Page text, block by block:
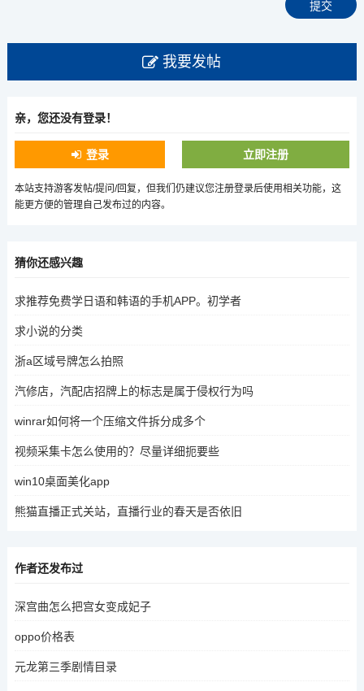
我要发帖
亲，您还没有登录！
登录 立即注册
本站支持游客发帖/提问/回复，但我们仍建议您注册登录后使用相关功能，这
能更方便的管理自己发布过的内容。
猜你还感兴趣
求推荐免费学日语和韩语的手机APP。初学者
求小说的分类
浙a区域号牌怎么拍照
汽修店，汽配店招牌上的标志是属于侵权行为吗
winrar如何将一个压缩文件拆分成多个
视频采集卡怎么使用的？尽量详细扼要些
win10桌面美化app
熊猫直播正式关站，直播行业的春天是否依旧
作者还发布过
深宫曲怎么把宫女变成妃子
oppo价格表
元龙第三季剧情目录